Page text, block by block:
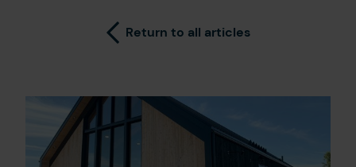
Contact Us
Return to all articles